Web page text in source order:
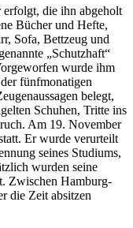
die ihn abgeholt
Bücher und Hefte,
Sofa, Bettzeug und
Schutzhaft
wurde ihm
fünfmonatigen
belegt,
Schuhen, Tritte ins
Am 19. November
Er wurde verurteilt
seines Studiums,
wurden seine
Zwischen Hamburg-
die Zeit absitzen